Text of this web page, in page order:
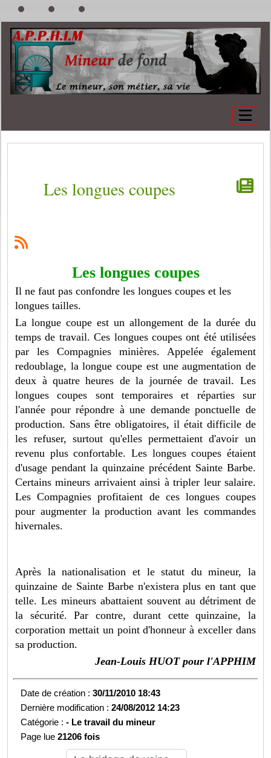
Les longues coupes
Les longues coupes
Il ne faut pas confondre les longues coupes et les
longues tailles.
La longue coupe est un allongement de la durée du
temps de travail. Ces longues coupes ont été utilisées
par les Compagnies minières. Appelée également
redoublage, la longue coupe est une augmentation de
deux à quatre heures de la journée de travail. Les
longues coupes sont temporaires et réparties sur
l'année pour répondre à une demande ponctuelle de
production. Sans être obligatoires, il était difficile de
les refuser, surtout qu'elles permettaient d'avoir un
revenu plus confortable. Les longues coupes étaient
d'usage pendant la quinzaine précédent Sainte Barbe.
Certains mineurs arrivaient ainsi à tripler leur salaire.
Les Compagnies profitaient de ces longues coupes
pour augmenter la production avant les commandes
hivernales.
Après la nationalisation et le statut du mineur, la
quinzaine de Sainte Barbe n'existera plus en tant que
telle. Les mineurs abattaient souvent au détriment de
la sécurité. Par contre, durant cette quinzaine, la
corporation mettait un point d'honneur à exceller dans
sa production.
Jean-Louis HUOT pour l'APPHIM
Date de création :30/11/2010 18:43
Dernière modification :24/08/2012 14:23
Catégorie :- Le travail du mineur
Page lue21206 fois